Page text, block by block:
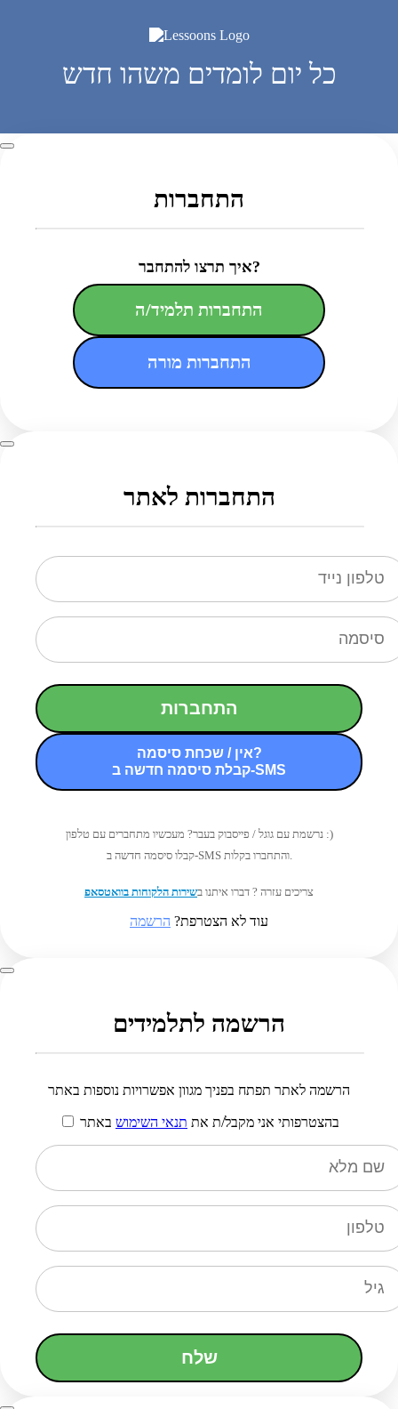
כל יום לומדים משהו חדש
התחברות
איך תרצו להתחבר?
התחברות תלמיד/ה
התחברות מורה
התחברות לאתר
התחברות
אין / שכחת סיסמה?
קבלת סיסמה חדשה ב-SMS
נרשמת עם גוגל / פייסבוק בעבר? מעכשיו מתחברים עם טלפון :)
קבלו סיסמה חדשה ב-SMS והתחברו בקלות.
צריכים עזרה ? דברו איתנו בשירות הלקוחות בוואטסאפ
עוד לא הצטרפת? הרשמה
הרשמה לתלמידים
הרשמה לאתר תפתח בפניך מגוון אפשרויות נוספות באתר
בהצטרפותי אני מקבל/ת את תנאי השימוש באתר
שלח